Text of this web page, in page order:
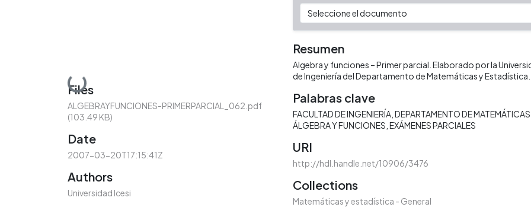
Loading...
Files
ALGEBRAYFUNCIONES-PRIMERPARCIAL_062.pdf
(103.49 KB)
Date
2007-03-20T17:15:41Z
Authors
Universidad Icesi
Resumen
Algebra y funciones – Primer parcial. Elaborado por la
de Ingeniería del Departamento de Matemáticas y
Palabras clave
FACULTAD DE INGENIERÍA DEPARTAMENTO DE
ÁLGEBRA Y FUNCIONES EXÁMENES PARCIALES
URI
http://hdl.handle.net/10906/3476
Collections
Matemáticas y estadística - General